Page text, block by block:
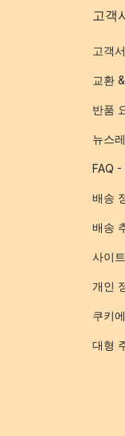
고객
고객
교환
반품
뉴스
FAQ -
배송
배송
사이
개인
쿠키
대형